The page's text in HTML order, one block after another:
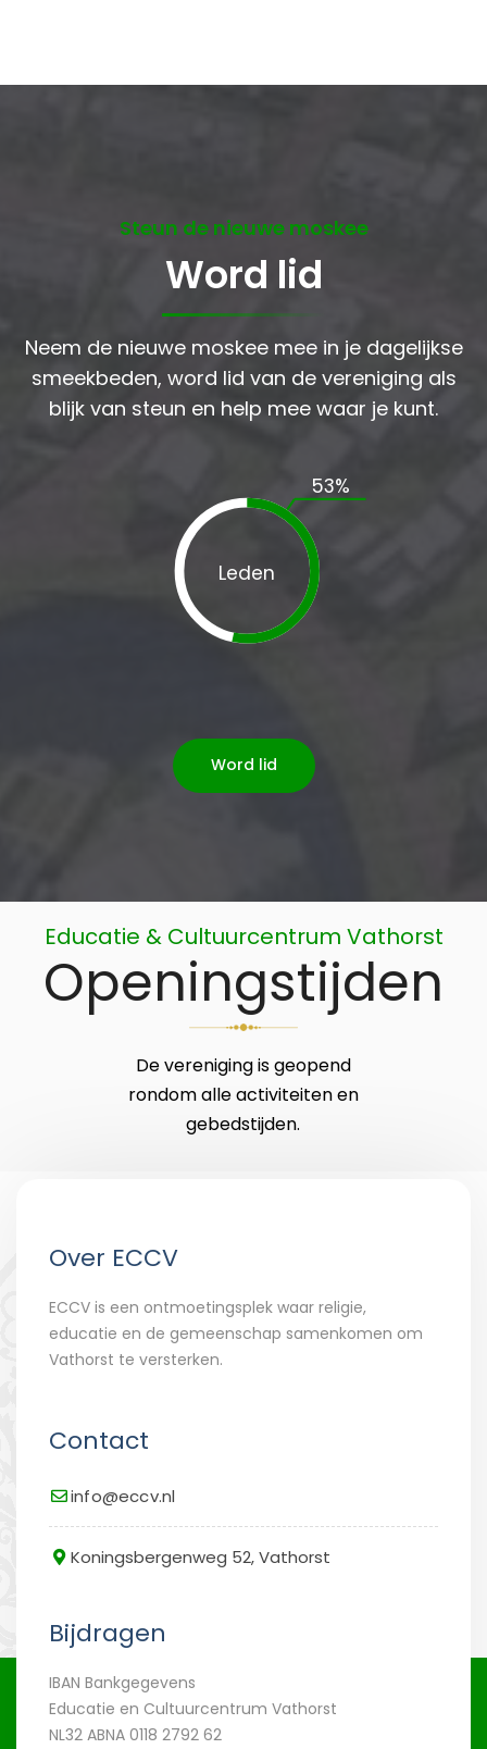
Steun de nieuwe moskee
Word lid
Neem de nieuwe moskee mee in je dagelijkse
smeekbeden, word lid van de vereniging als
blijk van steun en help mee waar je kunt.
Leden
53%
Word lid
Educatie & Cultuurcentrum Vathorst
Openingstijden
De vereniging is geopend
rondom alle activiteiten en
gebedstijden.
Over ECCV
ECCV is een ontmoetingsplek waar religie,
educatie en de gemeenschap samenkomen om
Vathorst te versterken.
Contact
info@eccv.nl
Koningsbergenweg 52, Vathorst
Bijdragen
IBAN Bankgegevens
Educatie en Cultuurcentrum Vathorst
NL32 ABNA 0118 2792 62